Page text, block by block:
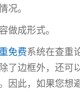
况。
做成形式。
免费系统在查重
了边框外，还可
因此，如果您想